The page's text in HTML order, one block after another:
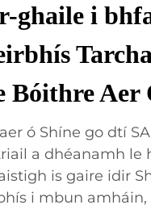
ghaile i
Bóithre
ó Shíne go dtí
a dhéanamh le
is gaire idir
i mbun